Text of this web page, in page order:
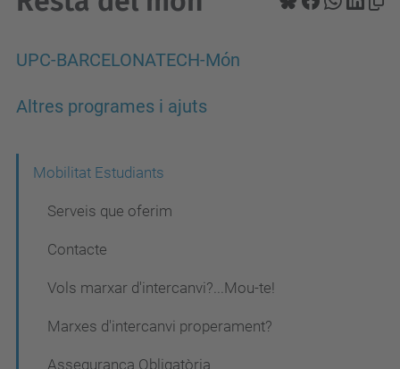
UPC-BARCELONATECH-Món
Altres programes i ajuts
Mobilitat Estudiants
Serveis que oferim
Contacte
Vols marxar d'intercanvi?...Mou-te!
Marxes d'intercanvi properament?
Assegurança Obligatòria